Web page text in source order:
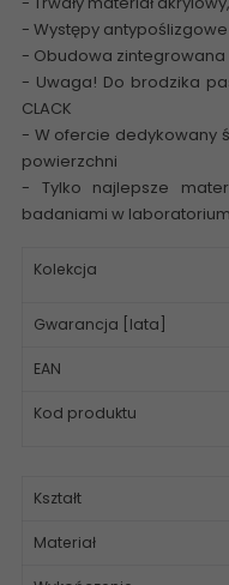
- Występy
- Obudowa zintegrowana
- Uwaga! Do brodzika
CLACK
- W ofercie dedykowany
powierzchni
- Tylko najlepsze
badaniami w laboratorium
Kolekcja
Gwarancja [lata]
EAN
Kod produktu
Kształt
Materiał